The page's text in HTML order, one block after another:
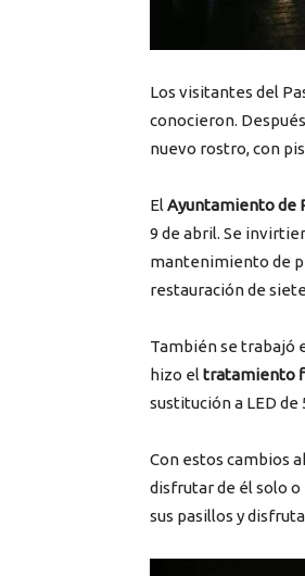
Los visitantes del
conocieron.
nuevo rostro, con
El Ayuntamiento de
9 de abril. Se
mantenimiento de
restauración de
También se trabajó
hizo el tratamiento
sustitución a LED
Con estos cambios
disfrutar de él solo
sus pasillos y